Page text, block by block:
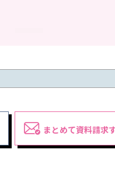
まとめて資料請求